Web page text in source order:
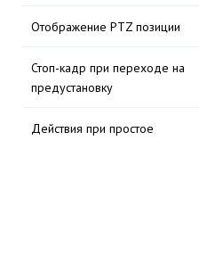
Отображение PTZ позиции
Стоп-кадр при переходе на
предустановку
Действия при простое